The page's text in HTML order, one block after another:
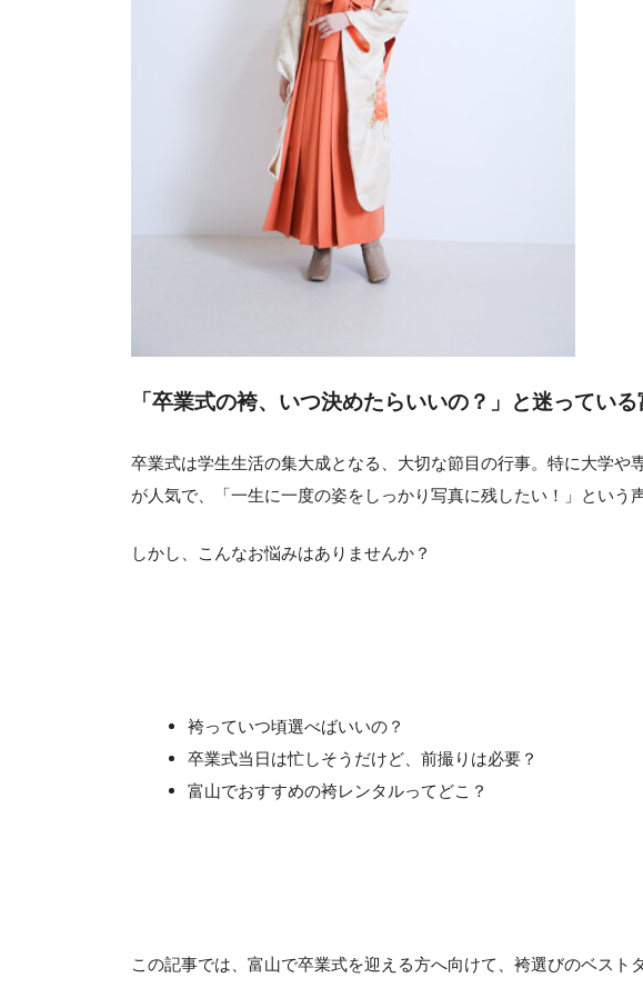
「卒業式の袴、いつ決めたらいいの？」と迷ってい
卒業式は学生生活の集大成となる、大切な節目の行事。特に大学や
が人気で、「一生に一度の姿をしっかり写真に残したい！」という
しかし、こんなお悩みはありませんか？
袴っていつ頃選べばいいの？
卒業式当日は忙しそうだけど、前撮りは必要？
富山でおすすめの袴レンタルってどこ？
この記事では、富山で卒業式を迎える方へ向けて、袴選びのベスト